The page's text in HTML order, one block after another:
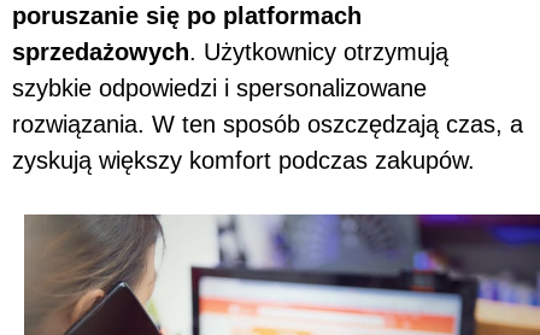
poruszanie się po platformach
sprzedażowych. Użytkownicy otrzymują
szybkie odpowiedzi i spersonalizowane
rozwiązania. W ten sposób oszczędzają czas, a
zyskują większy komfort podczas zakupów.